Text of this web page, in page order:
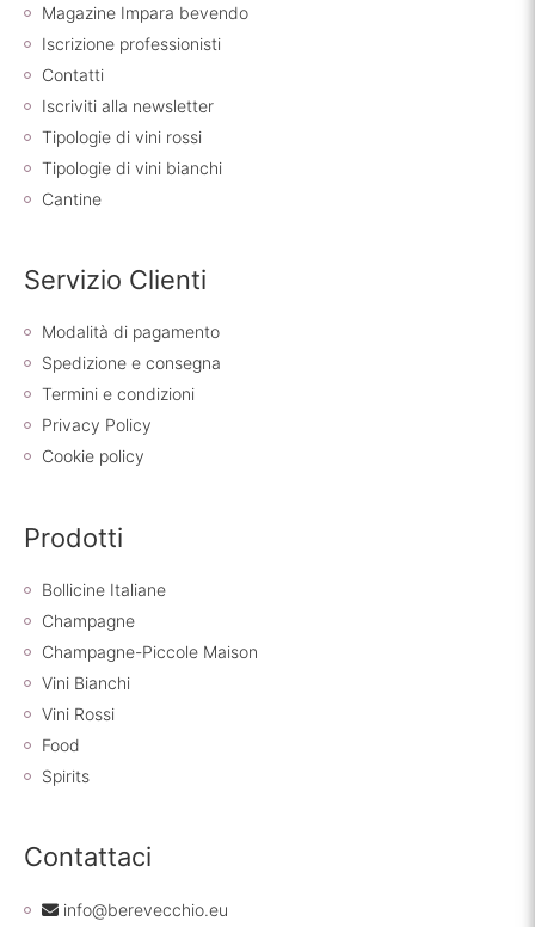
Magazine Impara bevendo
Iscrizione professionisti
Contatti
Iscriviti alla newsletter
Tipologie di vini rossi
Tipologie di vini bianchi
Cantine
Servizio Clienti
Modalità di pagamento
Spedizione e consegna
Termini e condizioni
Privacy Policy
Cookie policy
Prodotti
Bollicine Italiane
Champagne
Champagne-Piccole Maison
Vini Bianchi
Vini Rossi
Food
Spirits
Contattaci
info@berevecchio.eu